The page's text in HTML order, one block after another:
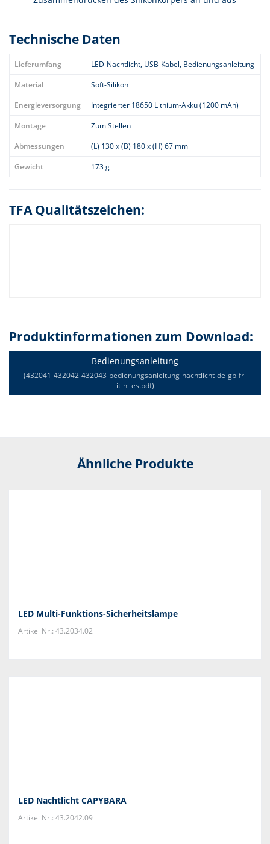
Technische Daten
Lieferumfang
LED-Nachtlicht, USB-Kabel, Bedienungsanleitung
Material
Soft-Silikon
Energieversorgung
Integrierter 18650 Lithium-Akku (1200 mAh)
Montage
Zum Stellen
Abmessungen
(L) 130 x (B) 180 x (H) 67 mm
Gewicht
173 g
TFA Qualitätszeichen:
Produktinformationen zum Download:
Bedienungsanleitung
(432041-432042-432043-bedienungsanleitung-nachtlicht-de-gb-fr-
it-nl-es.pdf)
Ähnliche Produkte
LED Multi-Funktions-Sicherheitslampe
Artikel Nr.: 43.2034.02
LED Nachtlicht CAPYBARA
Artikel Nr.: 43.2042.09